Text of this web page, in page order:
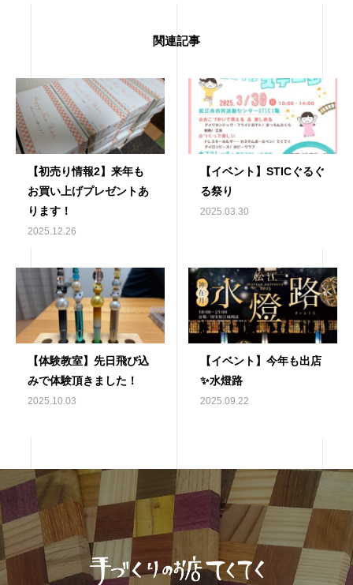
関連記事
【初売り情報2】来年も
お買い上げプレゼントあ
ります！
2025.12.26
【イベント】STICぐるぐ
る祭り
2025.03.30
【体験教室】先日飛び込
みで体験頂きました！
2025.10.03
【イベント】今年も出店
✨️水燈路
2025.09.22